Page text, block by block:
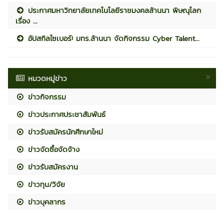
ประกาศมหาวิทยาลัยเทคโนโลยีราชมงคลล้านนา พิษณุโลก
เรื่อง ...
อัปสกิลไซเบอร์! มทร.ล้านนา จัดกิจกรรม Cyber Talent...
หมวดหมู่ข่าว
ข่าวกิจกรรม
ข่าวประกาศประชาสัมพันธ์
ข่าวรับสมัครนักศึกษาใหม่
ข่าวจัดซื้อจัดจ้าง
ข่าวรับสมัครงาน
ข่าวทุน/วิจัย
ข่าวบุคลากร